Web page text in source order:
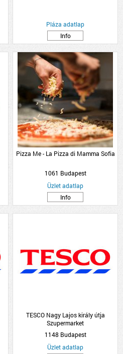
Pláza adatlap
Info
Pizza Me - La Pizza di Mamma Sofia
1061 Budapest
Üzlet adatlap
Info
TESCO Nagy Lajos király útja
Szupermarket
1148 Budapest
Üzlet adatlap